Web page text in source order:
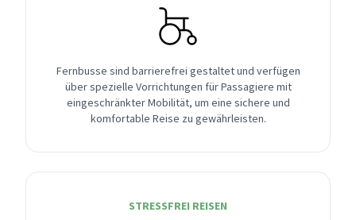
Fernbusse sind barrierefrei gestaltet und verfügen
über spezielle Vorrichtungen für Passagiere mit
eingeschränkter Mobilität, um eine sichere und
komfortable Reise zu gewährleisten.
STRESSFREI REISEN